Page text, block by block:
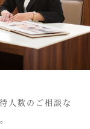
人数のご相談な